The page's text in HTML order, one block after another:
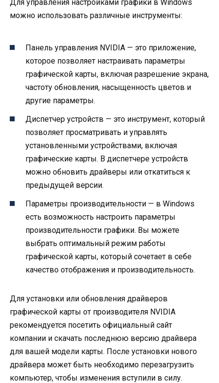
Для управления настройками графики в Windows
можно использовать различные инструменты:
Панель управления NVIDIA — это приложение,
которое позволяет настраивать параметры
графической карты, включая разрешение экрана,
частоту обновления, насыщенность цветов и
другие параметры.
Диспетчер устройств — это инструмент, который
позволяет просматривать и управлять
установленными устройствами, включая
графические карты. В диспетчере устройств
можно обновить драйверы или откатиться к
предыдущей версии.
Параметры производительности — в Windows
есть возможность настроить параметры
производительности графики. Вы можете
выбрать оптимальный режим работы
графической карты, который сочетает в себе
качество отображения и производительность.
Для установки или обновления драйверов
графической карты от производителя NVIDIA
рекомендуется посетить официальный сайт
компании и скачать последнюю версию драйвера
для вашей модели карты. После установки нового
драйвера может быть необходимо перезагрузить
компьютер, чтобы изменения вступили в силу.